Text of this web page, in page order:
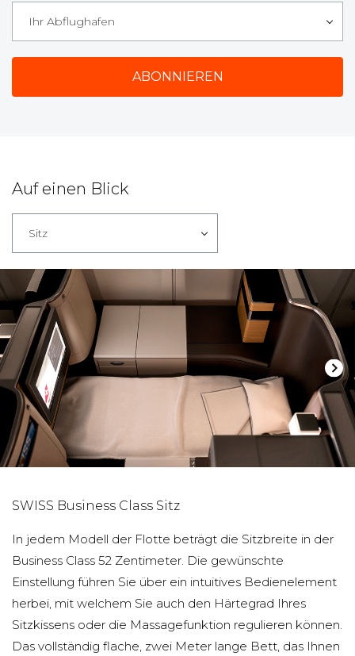
Ihr Abflughafen
Auf einen Blick
Sitz
SWISS Business Class Sitz
In jedem Modell der Flotte beträgt die Sitzbreite in der
Business Class 52 Zentimeter. Die gewünschte
Einstellung führen Sie über ein intuitives Bedienelement
herbei, mit welchem Sie auch den Härtegrad Ihres
Sitzkissens oder die Massagefunktion regulieren können.
Das vollständig flache, zwei Meter lange Bett, das Ihnen